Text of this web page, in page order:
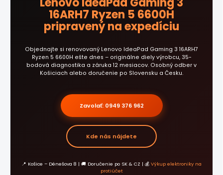
16ARH7 Ryzen 5 6600H
pripravený na expedíciu
Objednajte si renovovaný Lenovo IdeaPad Gaming 3 16ARH7
Ryzen 5 6600H ešte dnes – originálne diely výrobcu, 35-
bodová diagnostika a záruka 12 mesiacov. Osobný odber v
Košiciach alebo doručenie po Slovensku a Česku.
Zavolať: 0949 376 962
Kde nás nájdete
📍 Košice – Dénešova 8 | 🚚 Doručenie po SK & CZ | 💰 Výkup elektroniky na
protiúčet